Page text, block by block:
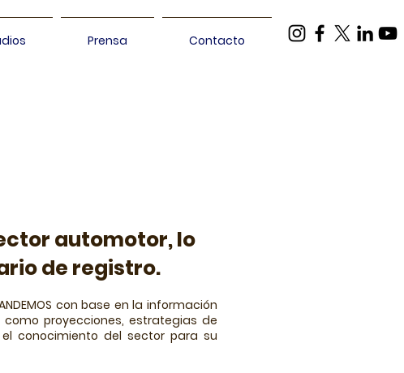
Prensa Contacto
automotor, lo
de registro.
con base en la información
proyecciones, estrategias de
conocimiento del sector para su